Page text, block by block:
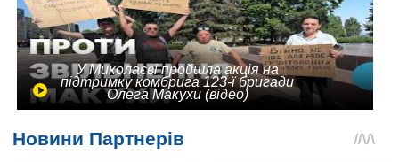
У Миколаєві пройшла акція на
підтримку комбрига 123-ї бригади
Олега Макухи (відео)